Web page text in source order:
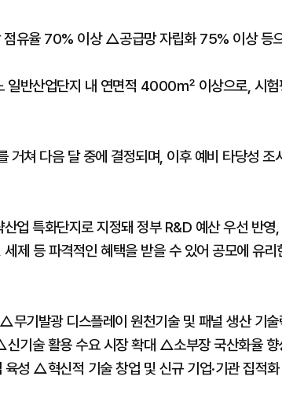
유율 70% 이상 △공급망 자립화 75% 이상 등
일반산업단지 내 연면적 4000㎡ 이상으로, 시험
거쳐 다음 달 중에 결정되며, 이후 예비 타당성 조
업 특화단지로 지정돼 정부 R&D 예산 우선 반영,
제 등 파격적인 혜택을 받을 수 있어 공모에 유리
무기발광 디스플레이 원천기술 및 패널 생산 기
기술 활용 수요 시장 확대 △소부장 국산화율
성 △혁신적 기술 창업 및 신규 기업·기관 집적화